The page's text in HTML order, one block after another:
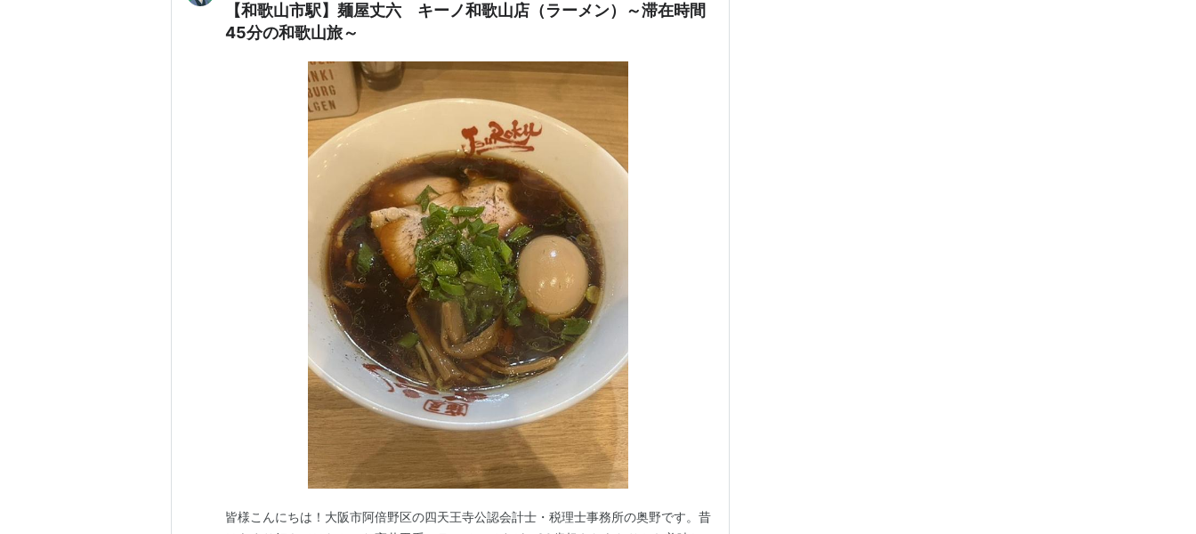
【和歌山市駅】麺屋丈六 キーノ和歌山店（ラーメン）～滞在時間
45分の和歌山旅～
皆様こんにちは！大阪市阿倍野区の四天王寺公認会計士・税理士事務所の奥野です。昔